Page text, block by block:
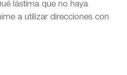
lástima que no haya
a utilizar direcciones con